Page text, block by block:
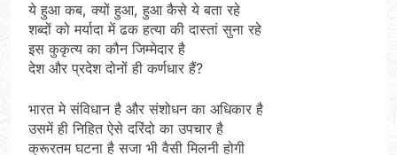
ये हुआ कब, क्यों हुआ, हुआ कैसे ये बता रहे
शब्दों को मर्यादा में ढक हत्या की दास्तां सुना रहे
इस कुकृत्य का कौन जिम्मेदार है
देश और प्रदेश दोनों ही कर्णधार हैं?
भारत मे संविधान है और संशोधन का अधिकार है
उसमें ही निहित ऐसे दरिंदो का उपचार है
क्रूरतम घटना है सजा भी वैसी मिलनी होगी